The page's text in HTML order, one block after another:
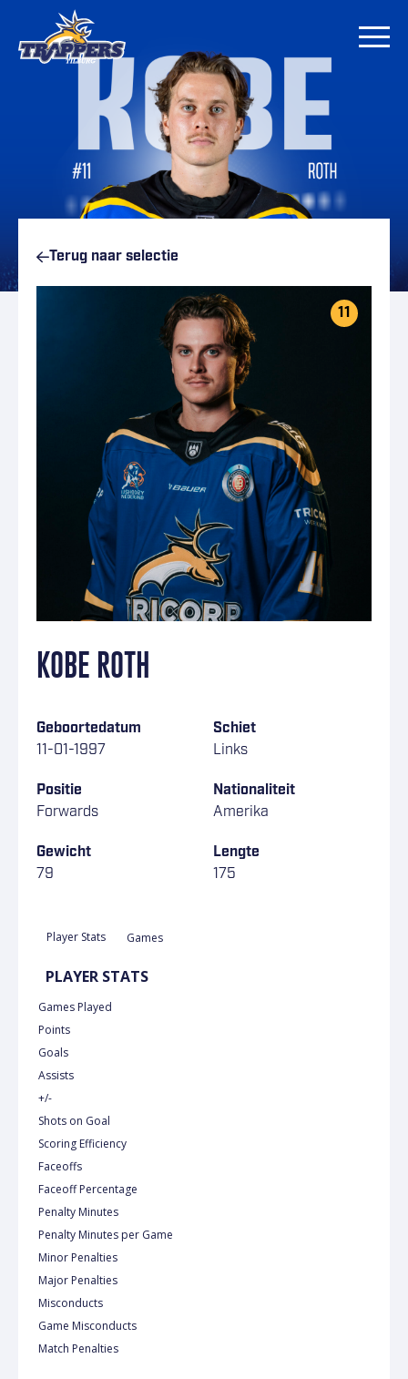
Ga naar inhoud
Terug naarselectie
11
KOBE ROTH
Geboortedatum
11-01-1997
Schiet
Links
Positie
Forwards
Nationaliteit
Amerika
Gewicht
79
Lengte
175
Player Stats Games
PLAYER STATS
Games Played
Points
Goals
Assists
+/-
Shots on Goal
Scoring Efficiency
Faceoffs
Faceoff Percentage
Penalty Minutes
Penalty Minutes per Game
Minor Penalties
Major Penalties
Misconducts
Game Misconducts
Match Penalties